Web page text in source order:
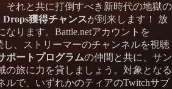
それと共に打倒すべき新時代の地獄の
獲得チャンスが到来します！ 放
ります。Battle.netアカウントを
し、ストリーマーのチャンネルを視聴
ポートプログラムの仲間と共に、サン
の旅に力を貸しましょう。対象となる
ルで、いずれかのティアのTwitchサブ